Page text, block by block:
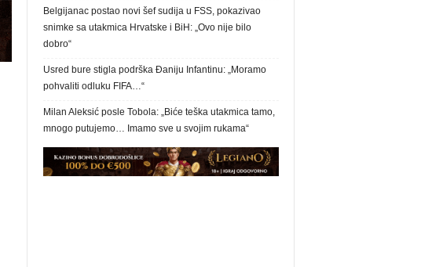
Belgijanac postao novi šef sudija u FSS, pokazivao
snimke sa utakmica Hrvatske i BiH: „Ovo nije bilo
dobro“
Usred bure stigla podrška Đaniju Infantinu: „Moramo
pohvaliti odluku FIFA…“
Milan Aleksić posle Tobola: „Biće teška utakmica tamo,
mnogo putujemo… Imamo sve u svojim rukama“